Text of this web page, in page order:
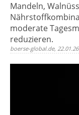
Mandeln,
moderate
reduzieren.
boerse-global.de,